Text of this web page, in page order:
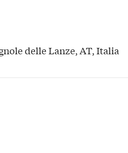
delle Lanze, AT, Italia